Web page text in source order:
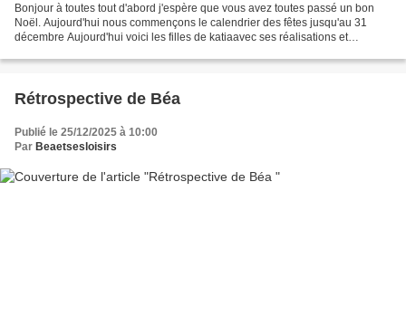
Bonjour à toutes tout d'abord j'espère que vous avez toutes passé un bon
Noël. Aujourd'hui nous commençons le calendrier des fêtes jusqu'au 31
décembre Aujourd'hui voici les filles de katiaavec ses réalisations et
Rétrospective de Béa
Publié le 25/12/2025 à 10:00
Par Beaetsesloisirs